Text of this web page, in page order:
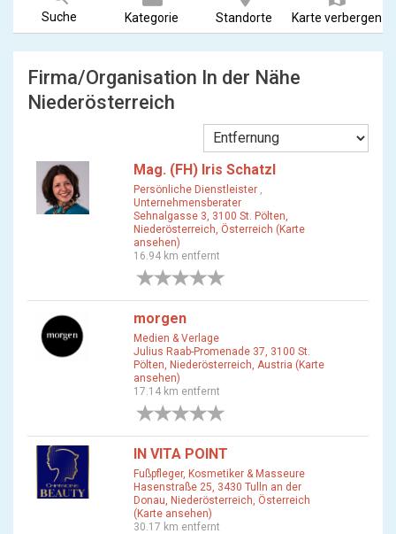
Suche Kategorie Standorte Karte verbergen
Firma/Organisation In der Nähe
Niederösterreich
Mag. (FH) Iris Schatzl
Persönliche Dienstleister ,
Unternehmensberater
Sehnalgasse 3, 3100 St. Pölten,
Niederösterreich, Österreich (Karte
ansehen)
16.94 km entfernt
morgen
Medien & Verlage
Julius Raab-Promenade 37, 3100 St.
Pölten, Niederösterreich, Austria (Karte
ansehen)
17.14 km entfernt
IN VITA POINT
Fußpfleger, Kosmetiker & Masseure
Hasenstraße 25, 3430 Tulln an der
Donau, Niederösterreich, Österreich
(Karte ansehen)
30.17 km entfernt